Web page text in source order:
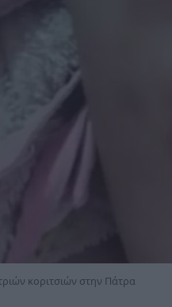
κοριτσιών στην Πάτρα